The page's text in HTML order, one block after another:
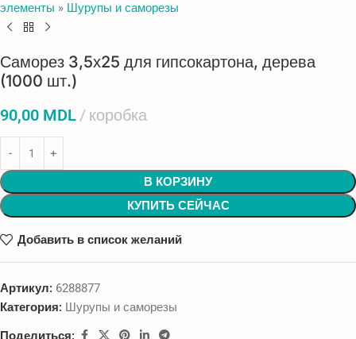
элементы » Шурупы и саморезы
Саморез 3,5х25 для гипсокартона, дерева
(1000 шт.)
90,00 MDL коробка
В КОРЗИНУ
КУПИТЬ СЕЙЧАС
Добавить в список желаний
Артикул: 6288877
Категория: Шурупы и саморезы
Поделиться: